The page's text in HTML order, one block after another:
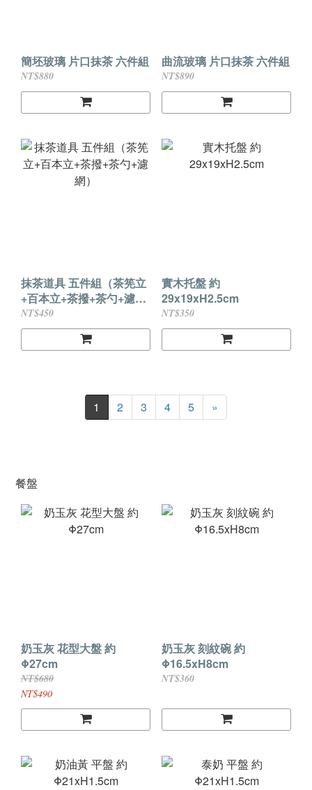
簡坯玻璃 片口抹茶 六件組
NT$880
曲流玻璃 片口抹茶 六件組
NT$890
抹茶道具 五件組（茶筅立
+百本立+茶撥+茶勺+濾
網）
NT$450
實木托盤 約
29x19xH2.5cm
NT$350
1 2 3 4 5 »
餐盤
奶玉灰 花型大盤 約
Φ27cm
NT$680
NT$490
奶玉灰 刻紋碗 約
Φ16.5xH8cm
NT$360